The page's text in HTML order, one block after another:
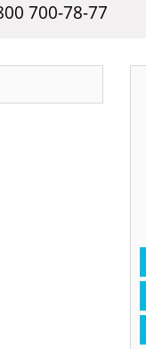
700-78-77